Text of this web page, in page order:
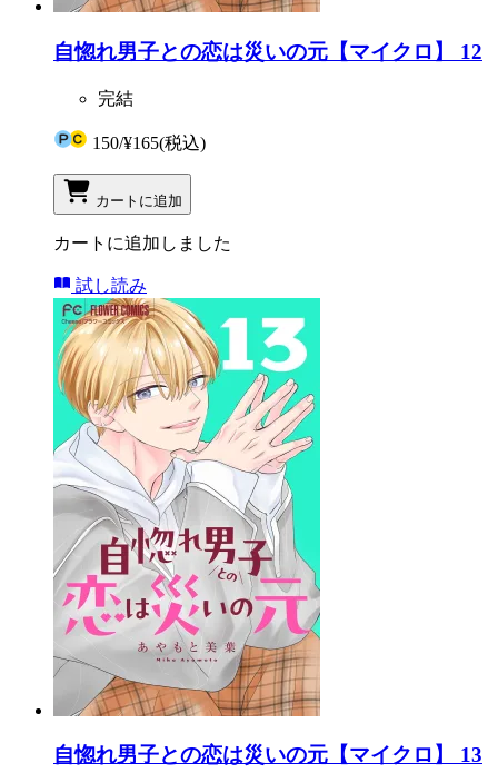
自惚れ男子との恋は災いの元【マイクロ】 12
完結
150/¥165(税込)
カートに追加
カートに追加しました
試し読み
自惚れ男子との恋は災いの元【マイクロ】 13